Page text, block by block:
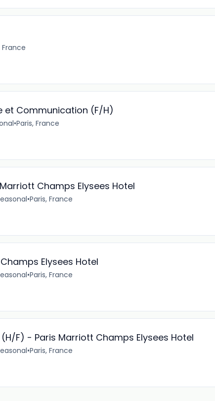
France
et Communication (F/H)
•Paris, France
Champs Elysees Hotel
•Paris, France
Elysees Hotel
•Paris, France
F) - Paris Marriott Champs Elysees Hotel
•Paris, France